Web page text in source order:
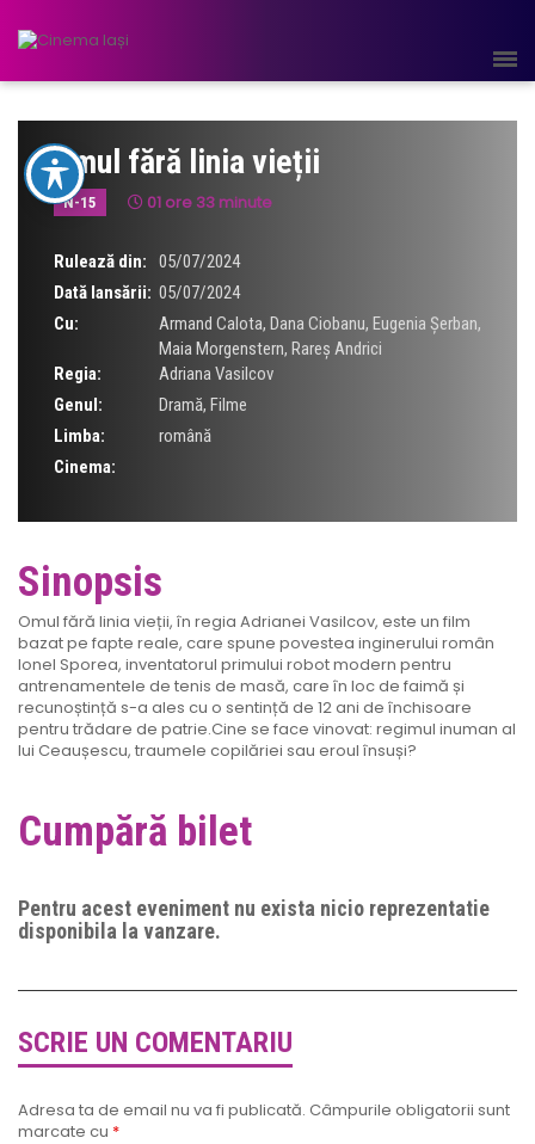
Omul fără linia vieții
N-15 01 ore 33 minute
Rulează din:
05/07/2024
Dată lansării: 05/07/2024
Cu:
Armand Calota, Dana Ciobanu, Eugenia Șerban,
Maia Morgenstern, Rareș Andrici
Regia:
Adriana Vasilcov
Genul:
Dramă, Filme
Limba:
română
Cinema:
Sinopsis
Omul fără linia vieții, în regia Adrianei Vasilcov, este un film
bazat pe fapte reale, care spune povestea inginerului român
Ionel Sporea, inventatorul primului robot modern pentru
antrenamentele de tenis de masă, care în loc de faimă și
recunoștință s-a ales cu o sentință de 12 ani de închisoare
pentru trădare de patrie.Cine se face vinovat: regimul inuman al
lui Ceaușescu, traumele copilăriei sau eroul însuși?
Cumpără bilet
Pentru acest eveniment nu exista nicio reprezentatie
disponibila la vanzare.
SCRIE UN COMENTARIU
Adresa ta de email nu va fi publicată. Câmpurile obligatorii sunt
marcate cu *